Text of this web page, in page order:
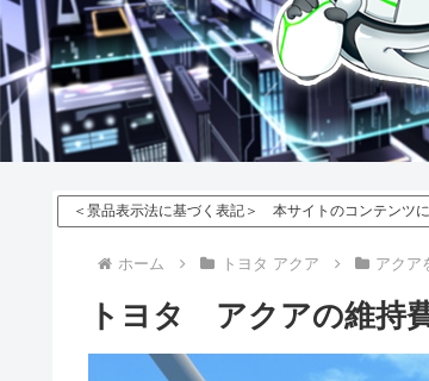
＜景品表示法に基づく表記＞ 本サイトのコンテンツ
ホーム トヨタ アクア アクア
トヨタ アクアの維持